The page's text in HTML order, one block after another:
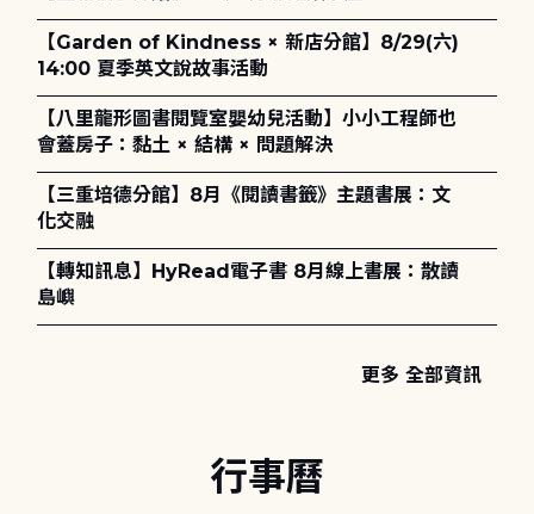
【Garden of Kindness × 新店分館】8/29(六)
14:00 夏季英文說故事活動
【八里龍形圖書閱覽室嬰幼兒活動】小小工程師也
會蓋房子：黏土 × 結構 × 問題解決
【三重培德分館】8月《閱讀書籤》主題書展：文
化交融
【轉知訊息】HyRead電子書 8月線上書展：散讀
島嶼
更多 全部資訊
行事曆